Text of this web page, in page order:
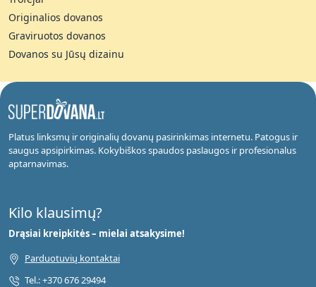
Originalios dovanos
Graviruotos dovanos
Dovanos su Jūsų dizainu
Platus linksmų ir originalių dovanų pasirinkimas internetu. Patogus ir
saugus apsipirkimas. Kokybiškos spaudos paslaugos ir profesionalus
aptarnavimas.
Kilo klausimų?
Drąsiai kreipkitės – mielai atsakysime!
Parduotuvių kontaktai
Tel.: +370 676 29494